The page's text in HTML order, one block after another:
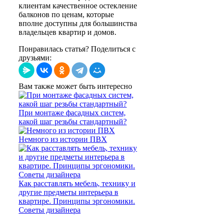
клиентам качественное остекление
балконов по ценам, которые
вполне доступны для большинства
владельцев квартир и домов.
Понравилась статья? Поделиться с
друзьями:
Вам также может быть интересно
При монтаже фасадных систем,
какой шаг резьбы стандартный?
Немного из истории ПВХ
Как расставлять мебель, технику и
другие предметы интерьера в
квартире. Принципы эргономики.
Советы дизайнера